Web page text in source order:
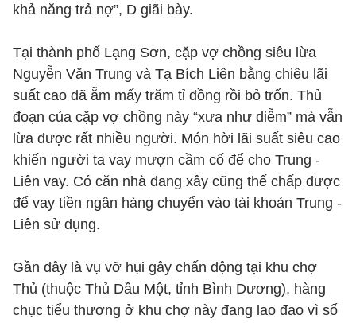
khả năng trả nợ”, D giãi bày.
Tại thành phố Lạng Sơn, cặp vợ chồng siêu lừa
Nguyễn Văn Trung và Tạ Bích Liên bằng chiêu lãi
suất cao đã ẵm mấy trăm tỉ đồng rồi bỏ trốn. Thủ
đoạn của cặp vợ chồng này “xưa như diễm” mà vẫn
lừa được rất nhiều người. Món hời lãi suất siêu cao
khiến người ta vay mượn cầm cố để cho Trung -
Liên vay. Có căn nhà đang xây cũng thế chấp được
để vay tiền ngân hàng chuyển vào tài khoản Trung -
Liên sử dụng.
Gần đây là vụ vỡ hụi gây chấn động tại khu chợ
Thủ (thuộc Thủ Dầu Một, tỉnh Bình Dương), hàng
chục tiểu thương ở khu chợ này đang lao đao vì số